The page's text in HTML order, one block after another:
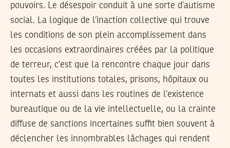
pouvoirs. Le désespoir conduit à une sorte d’autisme
social. La logique de l’inaction collective qui trouve
les conditions de son plein accomplissement dans
les occasions extraordinaires créées par la politique
de terreur, c’est que la rencontre chaque jour dans
toutes les institutions totales, prisons, hôpitaux ou
internats et aussi dans les routines de l’existence
bureautique ou de la vie intellectuelle, ou la crainte
diffuse de sanctions incertaines suffit bien souvent à
déclencher les innombrables lâchages qui rendent